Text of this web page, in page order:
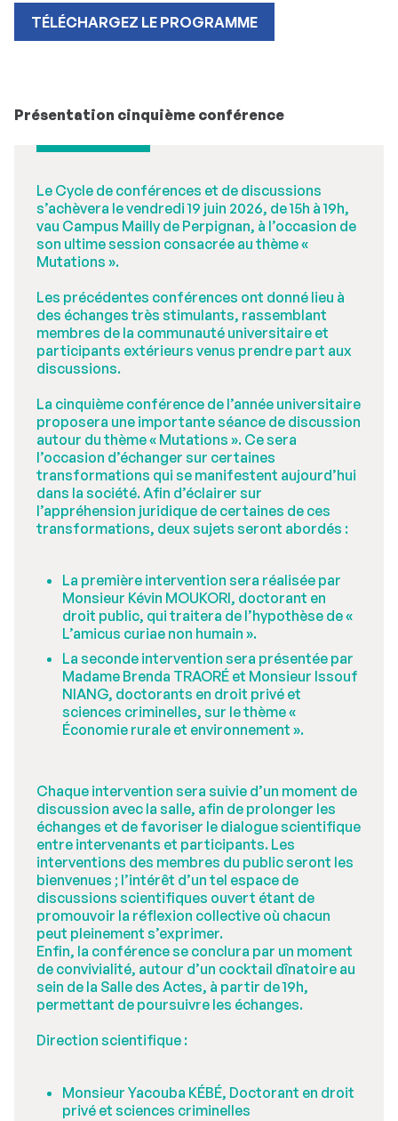
TÉLÉCHARGEZ LE PROGRAMME
Présentation cinquième conférence
Le Cycle de conférences et de discussions
s’achèvera le vendredi 19 juin 2026, de 15h à 19h,
vau Campus Mailly de Perpignan, à l’occasion de
son ultime session consacrée au thème «
Mutations ».
Les précédentes conférences ont donné lieu à
des échanges très stimulants, rassemblant
membres de la communauté universitaire et
participants extérieurs venus prendre part aux
discussions.
La cinquième conférence de l’année universitaire
proposera une importante séance de discussion
autour du thème « Mutations ». Ce sera
l’occasion d’échanger sur certaines
transformations qui se manifestent aujourd’hui
dans la société. Afin d’éclairer sur
l’appréhension juridique de certaines de ces
transformations, deux sujets seront abordés :
La première intervention sera réalisée par
Monsieur Kévin MOUKORI, doctorant en
droit public, qui traitera de l’hypothèse de «
L’amicus curiae non humain ».
La seconde intervention sera présentée par
Madame Brenda TRAORÉ et Monsieur Issouf
NIANG, doctorants en droit privé et
sciences criminelles, sur le thème «
Économie rurale et environnement ».
Chaque intervention sera suivie d’un moment de
discussion avec la salle, afin de prolonger les
échanges et de favoriser le dialogue scientifique
entre intervenants et participants. Les
interventions des membres du public seront les
bienvenues ; l’intérêt d’un tel espace de
discussions scientifiques ouvert étant de
promouvoir la réflexion collective où chacun
peut pleinement s’exprimer.
Enfin, la conférence se conclura par un moment
de convivialité, autour d’un cocktail dînatoire au
sein de la Salle des Actes, à partir de 19h,
permettant de poursuivre les échanges.
Direction scientifique :
Monsieur Yacouba KÉBÉ, Doctorant en droit
privé et sciences criminelles